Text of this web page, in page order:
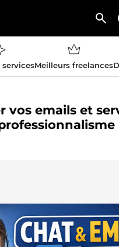
servicesMeilleurs freelances
vos emails et